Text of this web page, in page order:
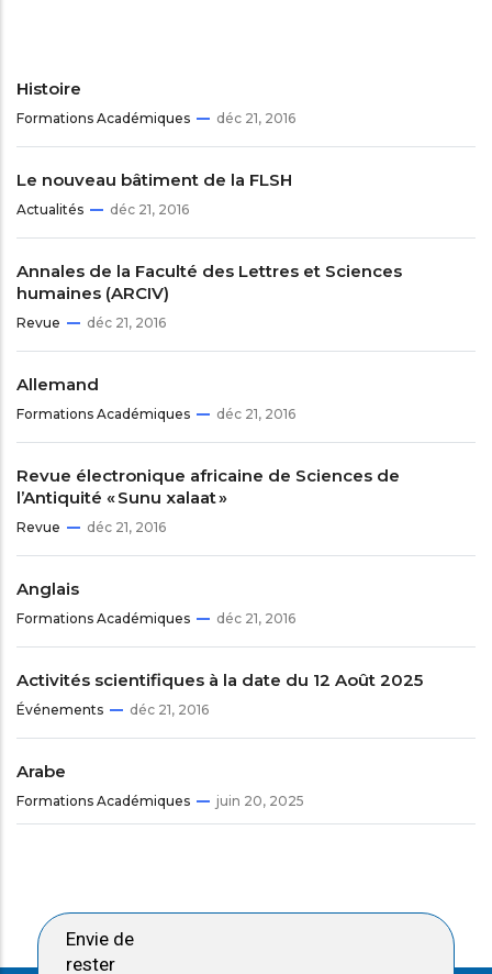
Histoire
Formations Académiques déc 21, 2016
Le nouveau bâtiment de la FLSH
Actualités déc 21, 2016
Annales de la Faculté des Lettres et Sciences
humaines (ARCIV)
Revue déc 21, 2016
Allemand
Formations Académiques déc 21, 2016
Revue électronique africaine de Sciences de
l’Antiquité « Sunu xalaat »
Revue déc 21, 2016
Anglais
Formations Académiques déc 21, 2016
Activités scientifiques à la date du 12 Août 2025
Événements déc 21, 2016
Arabe
Formations Académiques juin 20, 2025
Envie de
rester